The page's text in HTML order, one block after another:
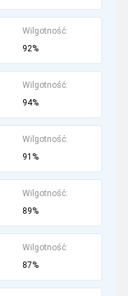
Wilgotność:
92%
Wilgotność:
94%
Wilgotność:
91%
Wilgotność:
89%
Wilgotność:
87%